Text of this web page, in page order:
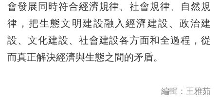
會發展同時符合經濟規律、社會規律、自然規
律，把生態文明建設融入經濟建設、政治建
設、文化建設、社會建設各方面和全過程，從
而真正解決經濟與生態之間的矛盾。
編輯：王雅茹